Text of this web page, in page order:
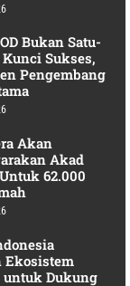
Bukan Satu-
Sukses,
Pengembang
Akan
Akad
62.000
Ekosistem
untuk Dukung